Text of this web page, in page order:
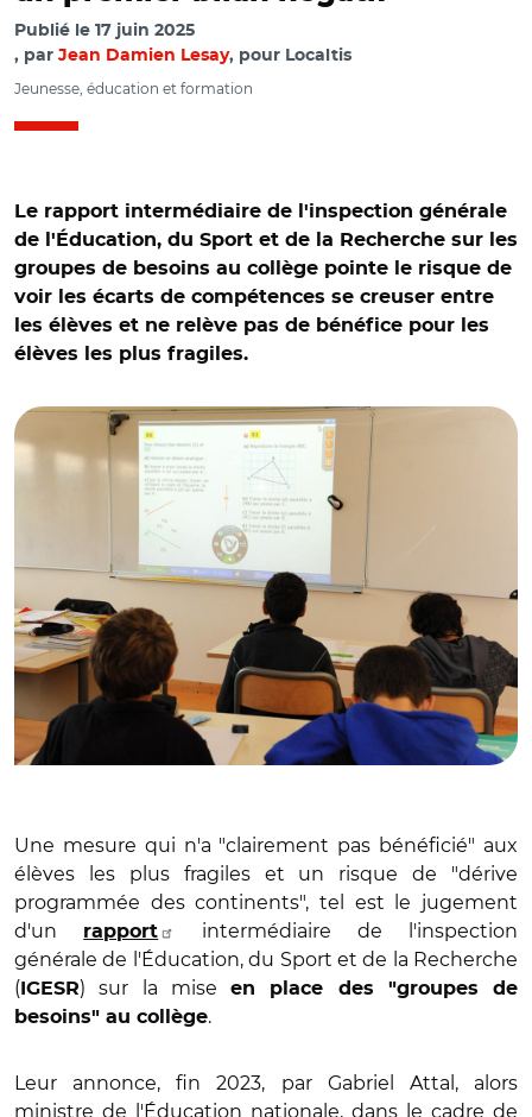
Publié le 17 juin 2025
par Jean Damien Lesay, pour Localtis
Jeunesse, éducation et formation
Le rapport intermédiaire de l'inspection générale
de l'Éducation, du Sport et de la Recherche sur les
groupes de besoins au collège pointe le risque de
voir les écarts de compétences se creuser entre
les élèves et ne relève pas de bénéfice pour les
élèves les plus fragiles.
Une mesure qui n'a "clairement pas bénéficié" aux
élèves les plus fragiles et un risque de "dérive
programmée des continents", tel est le jugement
d'un
rapport
intermédiaire de l'inspection
générale de l'Éducation, du Sport et de la Recherche
( IGESR) sur la mise en place des "groupes de
besoins" au collège.
Leur annonce, fin 2023, par Gabriel Attal, alors
ministre de l'Éducation nationale, dans le cadre de